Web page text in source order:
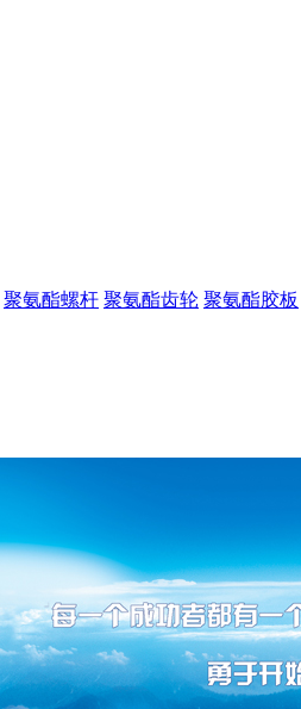
聚氨酯螺杆 聚氨酯齿轮 聚氨酯胶板